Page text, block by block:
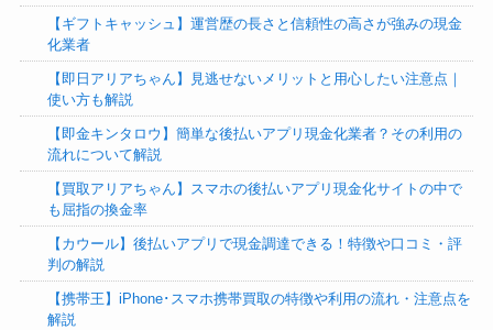
【ギフトキャッシュ】運営歴の長さと信頼性の高さが強みの現金
化業者
【即日アリアちゃん】見逃せないメリットと用心したい注意点｜
使い方も解説
【即金キンタロウ】簡単な後払いアプリ現金化業者？その利用の
流れについて解説
【買取アリアちゃん】スマホの後払いアプリ現金化サイトの中で
も屈指の換金率
【カウール】後払いアプリで現金調達できる！特徴や口コミ・評
判の解説
【携帯王】iPhone･スマホ携帯買取の特徴や利用の流れ・注意点を
解説